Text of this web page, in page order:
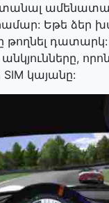
Եթե ձեր
թողնել դատարկ:
կայանը: